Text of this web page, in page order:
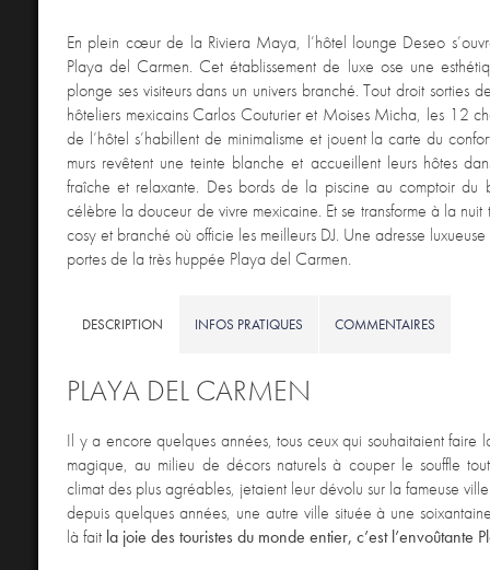
En plein cœur de la Riviera Maya, l’hôtel lounge Deseo
Playa del Carmen. Cet établissement de luxe ose une
plonge ses visiteurs dans un univers branché. Tout droit sorties
hôteliers mexicains Carlos Couturier et Moises Micha, les 12
de l’hôtel s’habillent de minimalisme et jouent la carte du
murs revêtent une teinte blanche et accueillent leurs hôtes
fraîche et relaxante. Des bords de la piscine au comptoir du
célèbre la douceur de vivre mexicaine. Et se transforme à la
cosy et branché où officie les meilleurs DJ. Une adresse
portes de la très huppée Playa del Carmen.
DESCRIPTION INFOS PRATIQUES COMMENTAIRES
PLAYA DEL CARMEN
Il y a encore quelques années, tous ceux qui souhaitaient faire
magique, au milieu de décors naturels à couper le souffle
climat des plus agréables, jetaient leur dévolu sur la fameuse
depuis quelques années, une autre ville située à une
là fait la joie des touristes du monde entier, c’est l’envoûtante